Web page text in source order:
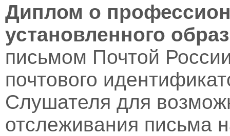
Диплом о
установленного
письмом Почтой
почтового
Слушателя для
отслеживания письма